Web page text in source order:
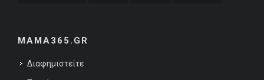
MAMA365.GR
Διαφημιστείτε